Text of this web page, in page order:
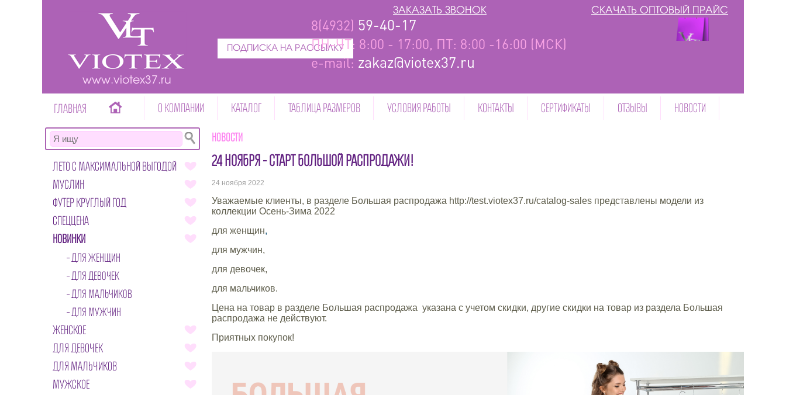
www.viotex37.ru
ПОДПИСКА НА РАССЫЛКУ
8(4932) 59-40-17
ПН-ЧТ: 8:00 - 17:00, ПТ: 8:00 -16:00 (МСК)
e-mail: zakaz@viotex37.ru
СКАЧАТЬ ОПТОВЫЙ ПРАЙС
ЗАКАЗАТЬ ЗВОНОК
ГЛАВНАЯ О КОМПАНИИ КАТАЛОГ ТАБЛИЦА РАЗМЕРОВ УСЛОВИЯ РАБОТЫ КОНТАКТЫ СЕРТИФИКАТЫ ОТЗЫВЫ НОВОСТИ
ЛЕТО С МАКСИМАЛЬНОЙ ВЫГОДОЙ
МУСЛИН
ФУТЕР КРУГЛЫЙ ГОД
СПЕЦЦЕНА
НОВИНКИ
ДЛЯ ЖЕНЩИН
ДЛЯ ДЕВОЧЕК
ДЛЯ МАЛЬЧИКОВ
ДЛЯ МУЖЧИН
ЖЕНСКОЕ
ДЛЯ ДЕВОЧЕК
ДЛЯ МАЛЬЧИКОВ
МУЖСКОЕ
Новости
24 НОЯБРЯ - СТАРТ БОЛЬШОЙ РАСПРОДАЖИ!
24 ноября 2022
Уважаемые клиенты, в разделе Большая распродажа http://test.viotex37.ru/catalog-sales представлены модели из
коллекции Осень-Зима 2022
для женщин,
для мужчин,
для девочек,
для мальчиков.
Цена на товар в разделе Большая распродажа указана с учетом скидки, другие скидки на товар из раздела Большая
распродажа не действуют.
Приятных покупок!